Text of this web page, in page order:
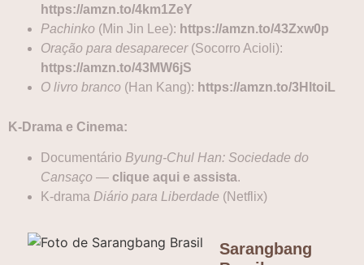
https://amzn.to/4km1ZeY
Pachinko (Min Jin Lee): https://amzn.to/43Zxw0p
Oração para desaparecer(Socorro Acioli):
https://amzn.to/43MW6jS
O livro branco (Han Kang): https://amzn.to/3HltoiL
K-Drama e Cinema:
Documentário Byung-Chul Han: Sociedade do
Cansaço — clique aqui e assista.
K-drama Diário para Liberdade (Netflix)
Sarangbang